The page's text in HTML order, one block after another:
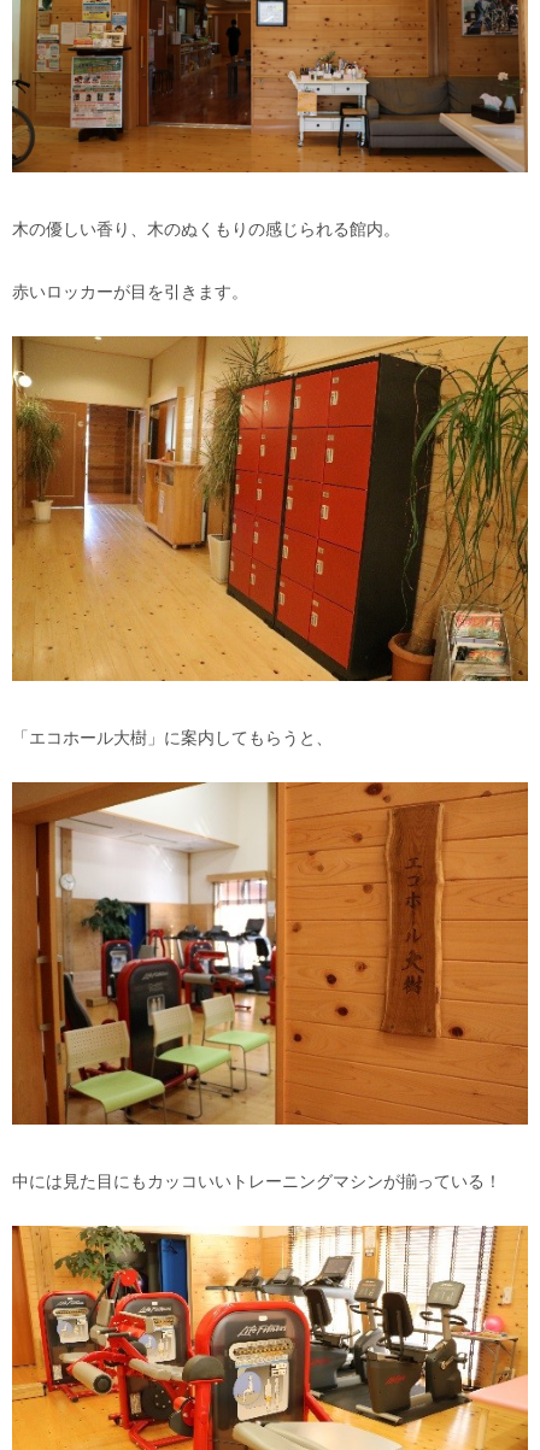
木の優しい香り、木のぬくもりの感じられる館内。
赤いロッカーが目を引きます。
「エコホール大樹」に案内してもらうと、
中には見た目にもカッコいいトレーニングマシンが揃っている！